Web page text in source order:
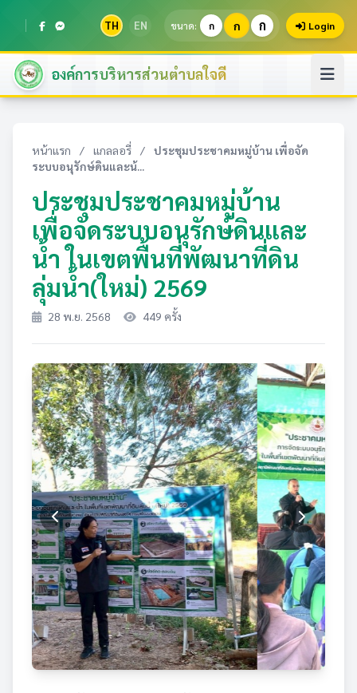
TH EN ขนาด: ก ก ก Login
องค์การบริหารส่วนตำบลใจดี
หน้าแรก / แกลลอรี่ /
ประชุมประชาคมหมู่บ้าน เพื่อจัด
ระบบอนุรักษ์ดินและน้...
ประชุมประชาคมหมู่บ้าน
เพื่อจัดระบบอนุรักษ์ดินและ
น้ำ ในเขตพื้นที่พัฒนาที่ดิน
ลุ่มน้ำ(ใหม่) 2569
28 พ.ย. 2568 449 ครั้ง